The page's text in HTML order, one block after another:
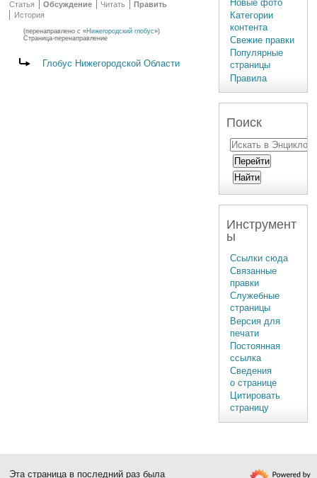
Статья Обсуждение Читать
Править
История
(перенаправлено с «Нижегородский глобус»)
Страница-перенаправление
Перенаправление на:
Глобус Нижегородской Области
Новые фото
Категории
контента
Свежие правки
Популярные
страницы
Правила
Поиск
Инструмент
ы
Ссылки сюда
Связанные
правки
Служебные
страницы
Версия для
печати
Постоянная
ссылка
Сведения
о странице
Цитировать
страницу
Эта страница в последний раз была